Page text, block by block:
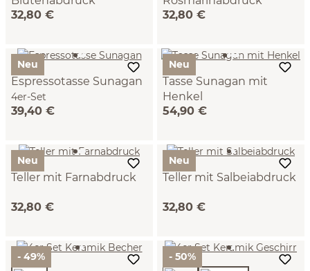
32,80 €
32,80 €
Neu
Espressotasse Sunagan
4er-Set
39,40 €
Neu
Tasse Sunagan mit
Henkel
4er-Set
54,90 €
Neu
Teller mit Farnabdruck
32,80 €
Neu
Teller mit Salbeiabdruck
32,80 €
- 49% - 50%